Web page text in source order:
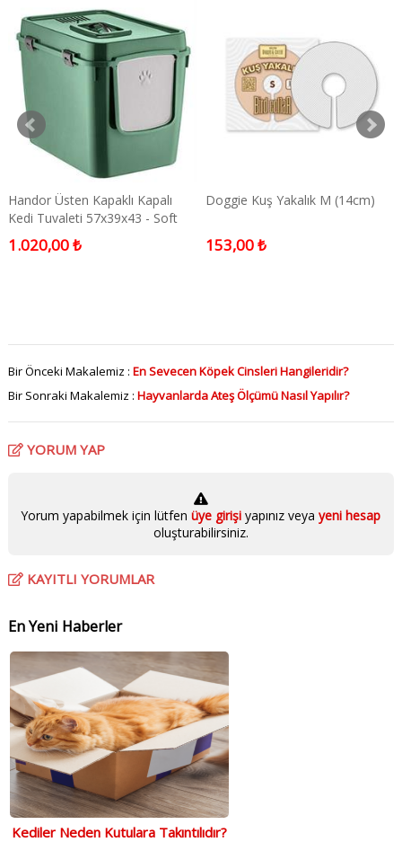
Handor Üsten Kapaklı Kapalı
Kedi Tuvaleti 57x39x43 - Soft
Yeşil
1.020,00 ₺
Doggie Kuş Yakalık M (14cm)
153,00 ₺
Bir Önceki Makalemiz : En Sevecen Köpek Cinsleri Hangileridir?
Bir Sonraki Makalemiz : Hayvanlarda Ateş Ölçümü Nasıl Yapılır?
YORUM YAP
Yorum yapabilmek için lütfenüye girişiyapınız veya yeni hesap
oluşturabilirsiniz.
KAYITLI YORUMLAR
En Yeni Haberler
Kediler Neden Kutulara Takıntılıdır?